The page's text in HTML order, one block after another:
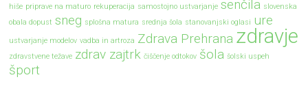
hiše priprave na maturo rekuperacija samostojno ustvarjanje senčila slovenska
obala dopust sneg splošna matura srednja šola stanovanjski oglasi ure
ustvarjanje modelov vadba in artroza Zdrava Prehrana zdravje
zdravstvene težave zdrav zajtrk čiščenje odtokov šola šolski uspeh
šport